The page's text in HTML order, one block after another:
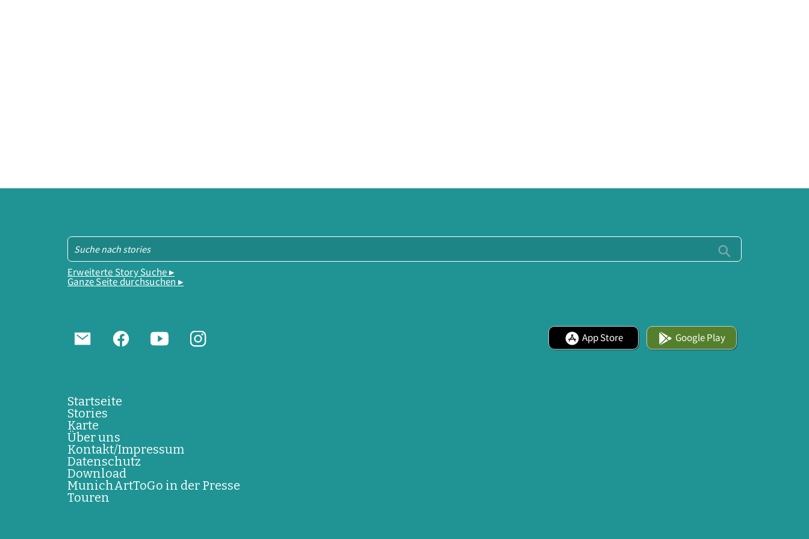
Erweiterte Story Suche ▸
Ganze Seite durchsuchen ▸
App Store Google Play
Startseite
Stories
Karte
Über uns
Kontakt/Impressum
Datenschutz
Download
MunichArtToGo in der Presse
Touren